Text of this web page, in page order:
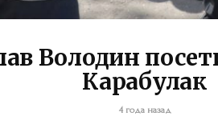
Володин
Карабулак
4 года назад